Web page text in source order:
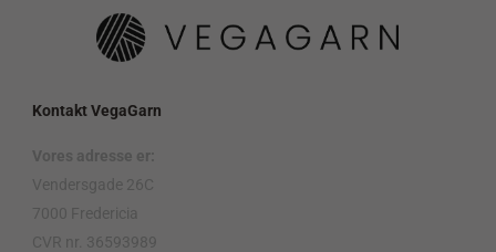
Kontakt VegaGarn
Vores adresse er:
Vendersgade 26C
7000 Fredericia
CVR nr. 36593989